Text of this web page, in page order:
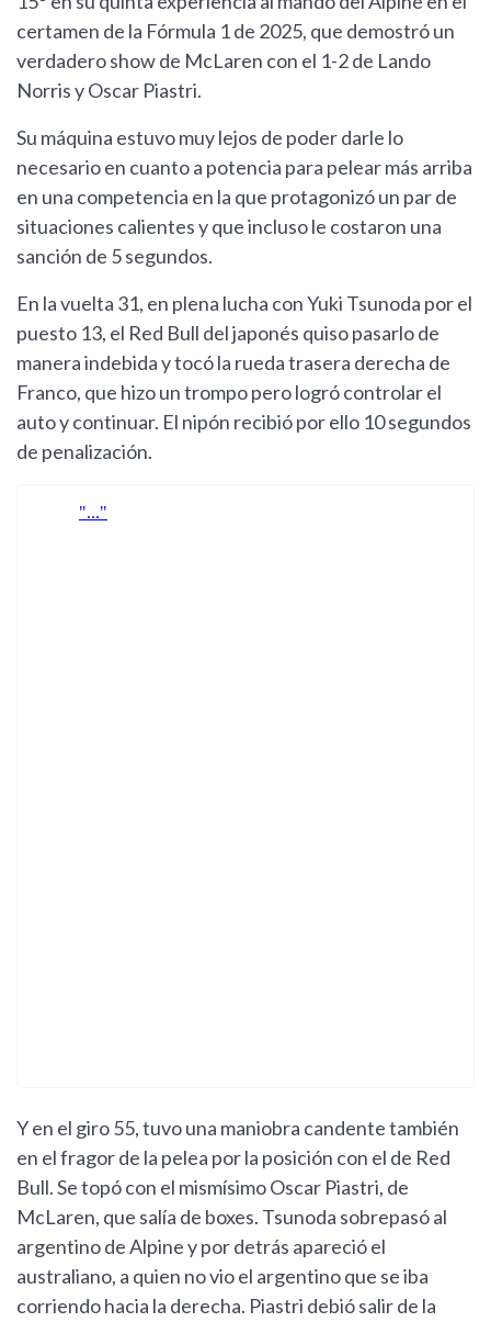
certamen de la Fórmula 1 de 2025, que demostró un
verdadero show de McLaren con el 1-2 de Lando
Norris y Oscar Piastri.
Su máquina estuvo muy lejos de poder darle lo
necesario en cuanto a potencia para pelear más arriba
en una competencia en la que protagonizó un par de
situaciones calientes y que incluso le costaron una
sanción de 5 segundos.
En la vuelta 31, en plena lucha con Yuki Tsunoda por el
puesto 13, el Red Bull del japonés quiso pasarlo de
manera indebida y tocó la rueda trasera derecha de
Franco, que hizo un trompo pero logró controlar el
auto y continuar. El nipón recibió por ello 10 segundos
de penalización.
Y en el giro 55, tuvo una maniobra candente también
en el fragor de la pelea por la posición con el de Red
Bull. Se topó con el mismísimo Oscar Piastri, de
McLaren, que salía de boxes. Tsunoda sobrepasó al
argentino de Alpine y por detrás apareció el
australiano, a quien no vio el argentino que se iba
corriendo hacia la derecha. Piastri debió salir de la